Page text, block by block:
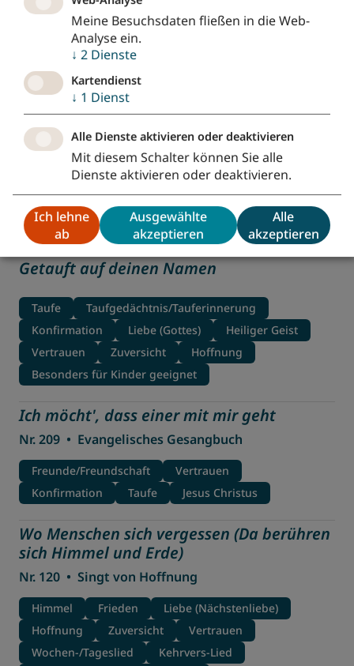
Ich seh empor zu den Bergen
freiTöne
Vertrauen Psalmen
Du klingst im Flüstern des Windes
Weil du in mir klingst
Taufe Gebet/Gebete Liebe (Gottes)
Segen
Vertrauen
Besonders für Kinder geeignet
Getauft auf deinen Namen
Taufe
Taufgedächtnis/Tauferinnerung
Konfirmation
Liebe (Gottes)
Heiliger Geist
Vertrauen
Zuversicht
Hoffnung
Besonders für Kinder geeignet
Ich möcht', dass einer mit mir geht
Nr. 209 • Evangelisches Gesangbuch
Freunde/Freundschaft
Vertrauen
Konfirmation
Taufe Jesus Christus
Wo Menschen sich vergessen (Da berühren
sich Himmel und Erde)
Nr. 120 • Singt von Hoffnung
Himmel Frieden
Liebe (Nächstenliebe)
Hoffnung
Zuversicht
Vertrauen
Wochen-/Tageslied
Kehrvers-Lied
Meine Besuchsdaten fließen in die Web-
Analyse ein.
↓ 2 Dienste
Kartendienst
↓ 1 Dienst
Alle Dienste aktivieren oder deaktivieren
Mit diesem Schalter können Sie alle
Dienste aktivieren oder deaktivieren.
Ich lehne
ab
Ausgewählte
akzeptieren
Alle
akzeptieren